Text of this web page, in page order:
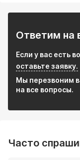
Ответим на
Если у вас есть
оставьте заявку.
Мы перезвоним
на все вопросы.
Часто